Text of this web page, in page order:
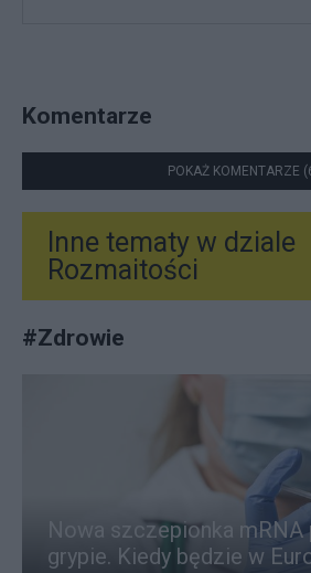
Komentarze
POKAŻ KOMENTARZE
Inne tematy w dziale
Rozmaitości
#Zdrowie
Nowa szczepionka
grypie. Kiedy będzie w